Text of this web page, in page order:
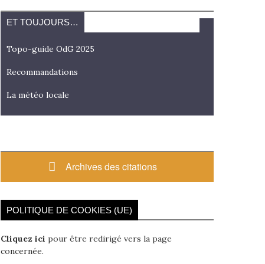
ET TOUJOURS…
Topo-guide OdG 2025
Recommandations
La météo locale
Archives des citations
POLITIQUE DE COOKIES (UE)
Cliquez ici pour être redirigé vers la page
concernée.